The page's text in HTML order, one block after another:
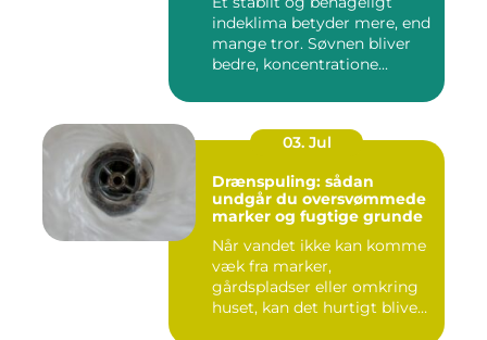
indeklima betyder mere, end
mange tror. Søvnen bliver
bedre, koncentratione...
03. Jul
Drænspuling: sådan
undgår du oversvømmede
marker og fugtige grunde
Når vandet ikke kan komme
væk fra marker,
gårdspladser eller omkring
huset, kan det hurtigt blive